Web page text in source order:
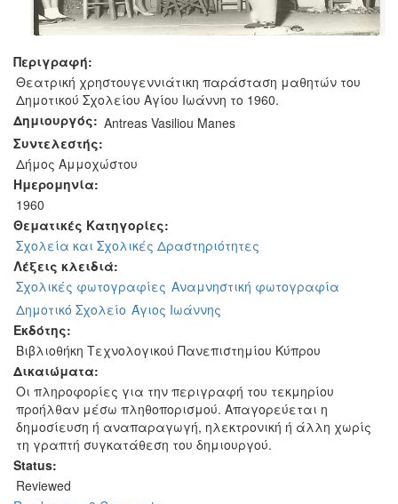
Περιγραφή:
Θεατρική χρηστουγεννιάτικη παράσταση μαθητών του
Δημοτικού Σχολείου Αγίου Ιωάννη το 1960.
Δημιουργός: Antreas Vasiliou Manes
Συντελεστής:
Δήμος Αμμοχώστου
Ημερομηνία:
1960
Θεματικές Κατηγορίες:
Σχολεία και Σχολικές Δραστηριότητες
Λέξεις κλειδιά:
Σχολικές φωτογραφίες Αναμνηστική φωτογραφία
Δημοτικό Σχολείο Άγιος Ιωάννης
Εκδότης:
Βιβλιοθήκη Τεχνολογικού Πανεπιστημίου Κύπρου
Δικαιώματα:
Οι πληροφορίες για την περιγραφή του τεκμηρίου
προήλθαν μέσω πληθοπορισμού. Απαγορεύεται η
δημοσίευση ή αναπαραγωγή, ηλεκτρονική ή άλλη χωρίς
τη γραπτή συγκατάθεση του δημιουργού.
Status:
Reviewed